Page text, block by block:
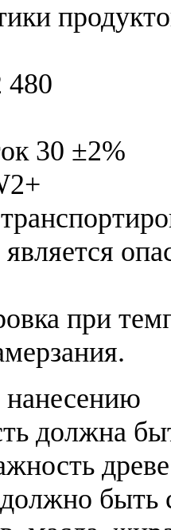
480
30 ±2%
при
нанесению
должна
быть